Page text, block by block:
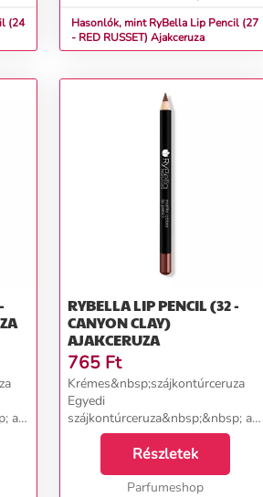
(24
Hasonlók, mint RyBella Lip Pencil (27
- RED RUSSET) Ajakceruza
a
RYBELLA LIP PENCIL (32 -
CANYON CLAY)
AJAKCERUZA
765 Ft
Krémes&nbsp;szájkontúrceruza
Egyedi
szájkontúrceruza&nbsp;&nbsp; a
RyBella olasz márkától,
amely&nbsp;tökéletesen
hangsúlyozza és kitölti az ajkak
formáját és megakadályozza a
Részletek
Parfumeshop